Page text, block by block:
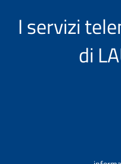
I servizi
di